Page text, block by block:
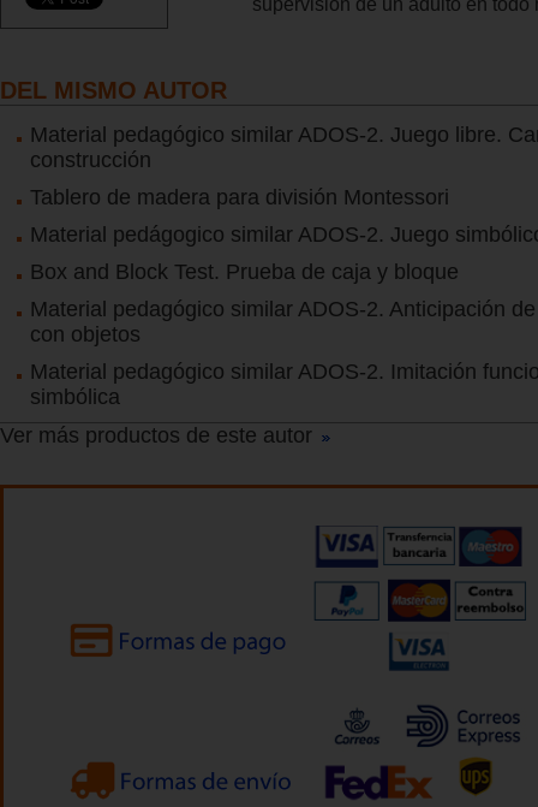
supervisión de un adulto en todo
DEL MISMO AUTOR
Material pedagógico similar ADOS-2. Juego libre.
construcción
Tablero de madera para división Montessori
Material pedágogico similar ADOS-2. Juego
Box and Block Test. Prueba de caja y bloque
Material pedagógico similar ADOS-2. Anticipación
con objetos
Material pedagógico similar ADOS-2. Imitación
simbólica
Ver más productos de este autor